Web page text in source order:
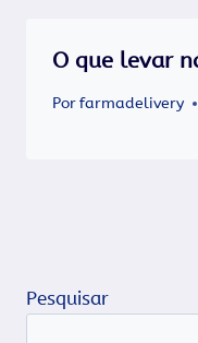
O que levar
Porfarmadelivery
Pesquisar